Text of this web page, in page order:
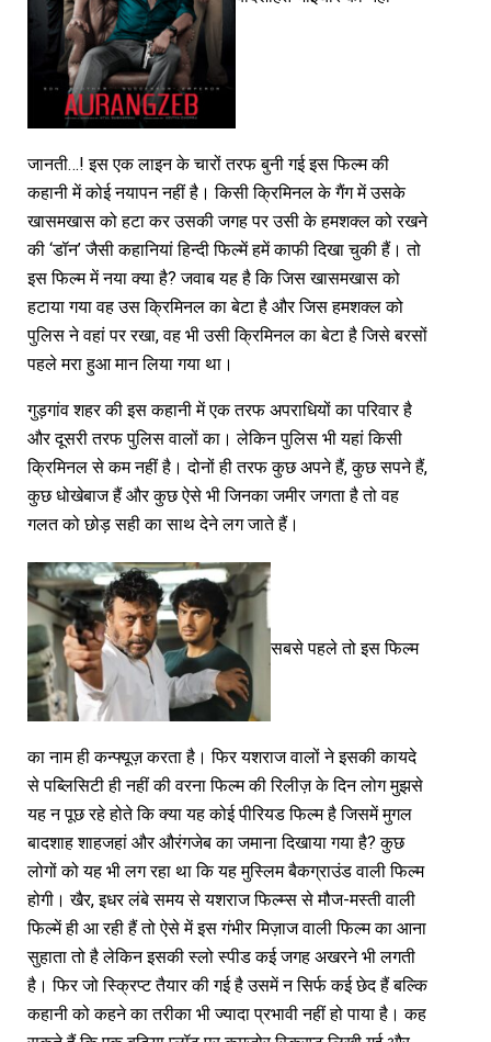
जानती…! इस एक लाइन के चारों तरफ बुनी गई इस फिल्म की
कहानी में कोई नयापन नहीं है। किसी क्रिमिनल के गैंग में उसके
खासमखास को हटा कर उसकी जगह पर उसी के हमशक्ल को रखने
की ‘डॉन’ जैसी कहानियां हिन्दी फिल्में हमें काफी दिखा चुकी हैं। तो
इस फिल्म में नया क्या है? जवाब यह है कि जिस खासमखास को
हटाया गया वह उस क्रिमिनल का बेटा है और जिस हमशक्ल को
पुलिस ने वहां पर रखा, वह भी उसी क्रिमिनल का बेटा है जिसे बरसों
पहले मरा हुआ मान लिया गया था।
गुड़गांव शहर की इस कहानी में एक तरफ अपराधियों का परिवार है
और दूसरी तरफ पुलिस वालों का। लेकिन पुलिस भी यहां किसी
क्रिमिनल से कम नहीं है। दोनों ही तरफ कुछ अपने हैं, कुछ सपने हैं,
कुछ धोखेबाज हैं और कुछ ऐसे भी जिनका जमीर जगता है तो वह
गलत को छोड़ सही का साथ देने लग जाते हैं।
सबसे पहले तो इस फिल्म
का नाम ही कन्फ्यूज़ करता है। फिर यशराज वालों ने इसकी कायदे
से पब्लिसिटी ही नहीं की वरना फिल्म की रिलीज़ के दिन लोग मुझसे
यह न पूछ रहे होते कि क्या यह कोई पीरियड फिल्म है जिसमें मुगल
बादशाह शाहजहां और औरंगजेब का जमाना दिखाया गया है? कुछ
लोगों को यह भी लग रहा था कि यह मुस्लिम बैकग्राउंड वाली फिल्म
होगी। खैर, इधर लंबे समय से यशराज फिल्म्स से मौज-मस्ती वाली
फिल्में ही आ रही हैं तो ऐसे में इस गंभीर मिज़ाज वाली फिल्म का आना
सुहाता तो है लेकिन इसकी स्लो स्पीड कई जगह अखरने भी लगती
है। फिर जो स्क्रिप्ट तैयार की गई है उसमें न सिर्फ कई छेद हैं बल्कि
कहानी को कहने का तरीका भी ज्यादा प्रभावी नहीं हो पाया है। कह